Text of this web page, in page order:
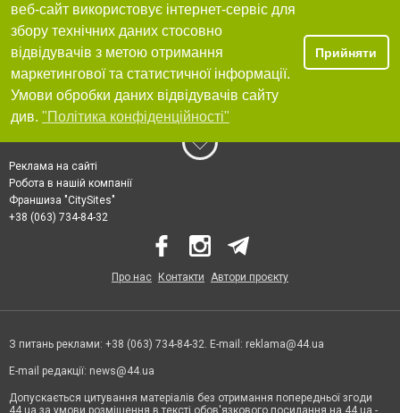
веб-сайт використовує інтернет-сервіс для
збору технічних даних стосовно
відвідувачів з метою отримання
маркетингової та статистичної інформації.
Умови обробки даних відвідувачів сайту
див. "Політика конфіденційності"
Прийняти
Реклама на сайті
Робота в нашій компанії
Франшиза "CitySites"
+38 (063) 734-84-32
Про нас Контакти Автори проєкту
З питань реклами: +38 (063) 734-84-32. E-mail: reklama@44.ua
E-mail редакції: news@44.ua
Допускається цитування матеріалів без отримання попередньої згоди
44.ua за умови розміщення в тексті обов'язкового посилання на 44.ua -